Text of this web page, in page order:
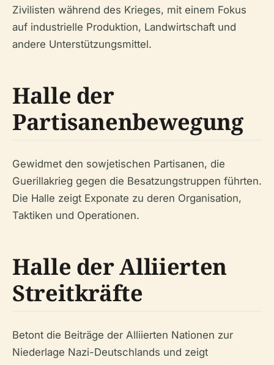
Zivilisten während des Krieges, mit einem Fokus
auf industrielle Produktion, Landwirtschaft und
andere Unterstützungsmittel.
Halle der
Partisanenbewegung
Gewidmet den sowjetischen Partisanen, die
Guerillakrieg gegen die Besatzungstruppen führten.
Die Halle zeigt Exponate zu deren Organisation,
Taktiken und Operationen.
Halle der Alliierten
Streitkräfte
Betont die Beiträge der Alliierten Nationen zur
Niederlage Nazi-Deutschlands und zeigt